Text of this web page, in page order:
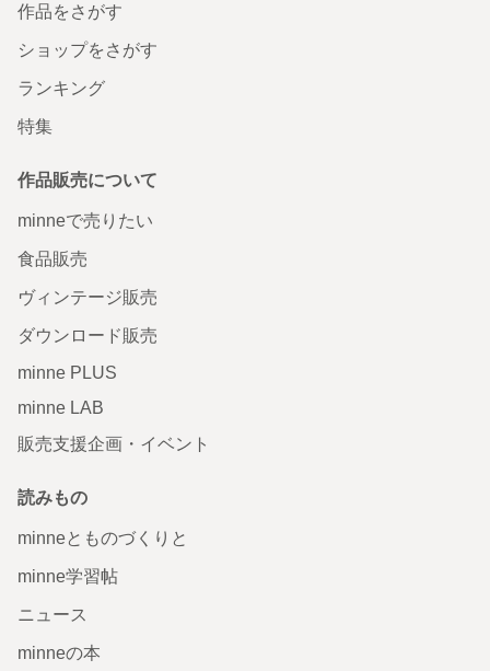
作品をさがす
ショップをさがす
ランキング
特集
作品販売について
minneで売りたい
食品販売
ヴィンテージ販売
ダウンロード販売
minne PLUS
minne LAB
販売支援企画・イベント
読みもの
minneとものづくりと
minne学習帖
ニュース
minneの本